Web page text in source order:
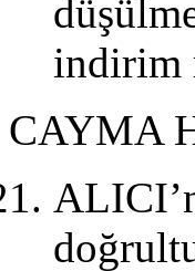
indirim
CAYMA